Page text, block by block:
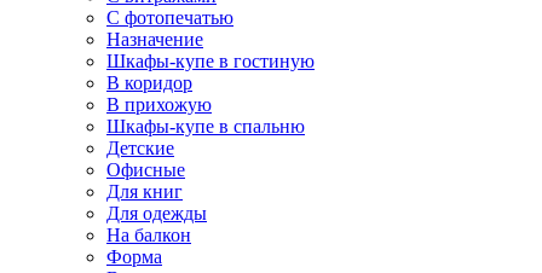
С фотопечатью
Назначение
Шкафы-купе в гостиную
В коридор
В прихожую
Шкафы-купе в спальню
Детские
Офисные
Для книг
Для одежды
На балкон
Форма